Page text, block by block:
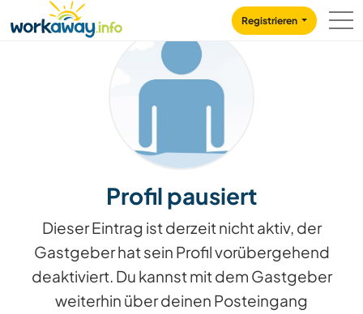
CONTENT
MAIN NAVIGATION
Registrieren
Profil pausiert
Dieser Eintrag ist derzeit nicht aktiv, der
Gastgeber hat sein Profil vorübergehend
deaktiviert. Du kannst mit dem Gastgeber
weiterhin über deinen Posteingang